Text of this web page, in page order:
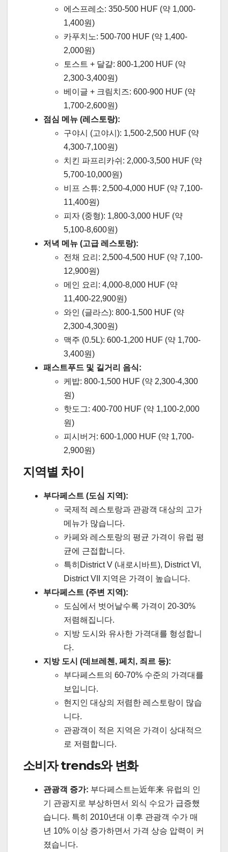
에스프레소: 350-500 HUF (약 1,000-
1,400원)
카푸치노: 500-700 HUF (약 1,400-
2,000원)
토스트 + 달걀: 800-1,200 HUF (약
2,300-3,400원)
베이글 + 크림치즈: 600-900 HUF (약
1,700-2,600원)
점심 메뉴 (레스토랑):
구야시 (고야시): 1,500-2,500 HUF (약
4,300-7,100원)
치킨 파프리카쉬: 2,000-3,500 HUF (약
5,700-10,000원)
비프 스튜: 2,500-4,000 HUF (약 7,100-
11,400원)
피자 (중형): 1,800-3,000 HUF (약
5,100-8,600원)
저녁 메뉴 (고급 레스토랑):
전채 요리: 2,500-4,500 HUF (약 7,100-
12,900원)
메인 요리: 4,000-8,000 HUF (약
11,400-22,900원)
와인 (글라스): 800-1,500 HUF (약
2,300-4,300원)
맥주 (0.5L): 600-1,200 HUF (약 1,700-
3,400원)
패스트푸드 및 길거리 음식:
케밥: 800-1,500 HUF (약 2,300-4,300
원)
핫도그: 400-700 HUF (약 1,100-2,000
원)
피시버거: 600-1,000 HUF (약 1,700-
2,900원)
지역별 차이
부다페스트 (도심 지역):
국제적 레스토랑과 관광객 대상의 고가
메뉴가 많습니다.
카페와 레스토랑의 평균 가격이 유럽 평
균에 근접합니다.
특히District V (내로시바트), District VI,
District VII 지역은 가격이 높습니다.
부다페스트 (주변 지역):
도심에서 벗어날수록 가격이 20-30%
저렴해집니다.
지방 도시와 유사한 가격대를 형성합니
다.
지방 도시 (데브레첸, 페치, 죄르 등):
부다페스트의 60-70% 수준의 가격대를
보입니다.
현지인 대상의 저렴한 레스토랑이 많습
니다.
관광객이 적은 지역은 가격이 상대적으
로 저렴합니다.
소비자 trends와 변화
관광객 증가: 부다페스트는近年来 유럽의 인
기 관광지로 부상하면서 외식 수요가 급증했
습니다. 특히 2010년대 이후 관광객 수가 매
년 10% 이상 증가하면서 가격 상승 압력이 커
졌습니다.